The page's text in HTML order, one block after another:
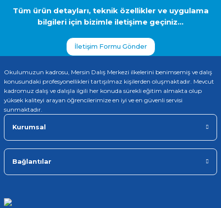
Tüm ürün detayları, teknik özellikler ve uygulama
bilgileri için bizimle iletişime geçiniz...
İletişim Formu Gönder
Okulumuzun kadrosu, Mersin Dalış Merkezi ilkelerini benimsemiş ve dalış
konusundaki profesyonellikleri tartışılmaz kişilerden oluşmaktadır. Mevcut
kadromuz dalış ve dalışla ilgili her konuda sürekli eğitim almakta olup
yüksek kaliteyi arayan öğrencilerimize en iyi ve en güvenli servisi
sunmaktadır.
Kurumsal
Bağlantılar